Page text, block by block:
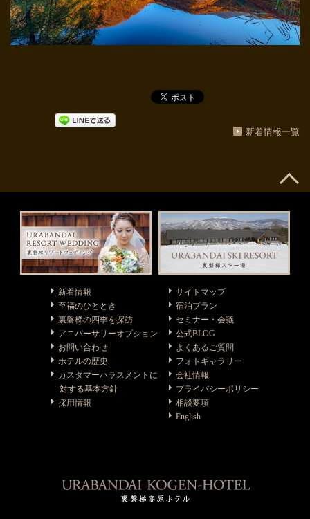
新着情報一覧
新着情報
至福のひととき
裏磐梯の四季を探訪
アニバーサリーオプション
お問い合わせ
ホテルの歴史
カスタマーハラスメントに
対する基本方針
採用情報
サイトマップ
宿泊プラン
セミナー・会議
公式BLOG
よくあるご質問
フォトギャラリー
会社情報
プライバシーポリシー
相談要項
English